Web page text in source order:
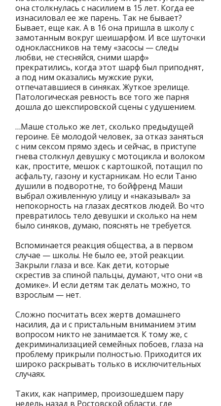
она столкнулась с насилием в 15 лет. Когда ее
изнасиловал ее же парень. Так не бывает?
Бывает, еще как. А в 16 она пришла в школу с
замотанным вокруг шеишарфом. И все шуточки
одноклассников на тему «засосы — следы
любви, не стесняйся, сними шарф»
прекратились, когда этот шарф был приподнят,
а под ним оказались мужские руки,
отпечатавшиеся в синяках. Жуткое зрелище.
Патологическая ревность все того же парня
дошла до шекспировской сцены с удушением.
…Маше столько же лет, сколько предыдущей
героине. Её молодой человек, за отказ заняться
с ним сексом прямо здесь и сейчас, в приступе
гнева столкнул девушку с мотоцикла и волоком
как, простите, мешок с картошкой, потащил по
асфальту, газону и кустарникам. Но если Таню
душили в подворотне, то бойфренд Маши
выбрал оживленную улицу и «наказывал» за
непокорность на глазах десятков людей. Во что
превратилось тело девушки и сколько на нем
было синяков, думаю, пояснять не требуется.
Вспоминается реакция общества, а в первом
случае — школы. Не было ее, этой реакции.
Закрыли глаза и все. Как дети, которые
скрестив за спиной пальцы, думают, что они «в
домике». И если детям так делать можно, то
взрослым — нет.
Сложно посчитать всех жертв домашнего
насилия, да и с пристальным вниманием этим
вопросом никто не занимается. К тому же, с
декриминализацией семейных побоев, глаза на
проблему прикрыли полностью. Приходится их
широко раскрывать только в исключительных
случаях.
Таких, как например, произошедшем пару
недель назад в Ростовской области, где